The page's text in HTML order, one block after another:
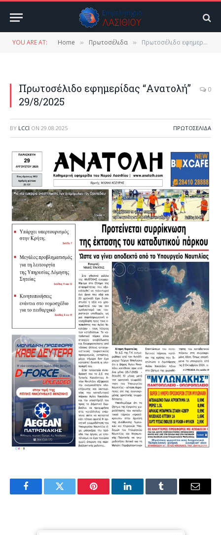
YOU ARE AT: Home » Πρωτοσέλιδα » Πρωτοσέλιδο εφημερίδας “Ανατολή” 29/8/2025
Πρωτοσέλιδο εφημερίδας “Ανατολή”
29/8/2025
0
BY LCCI ON 29.08.2025 ΠΡΩΤΟΣΈΛΙΔΑ
FacebookTwitter Pinterest LinkedInTumblr Email